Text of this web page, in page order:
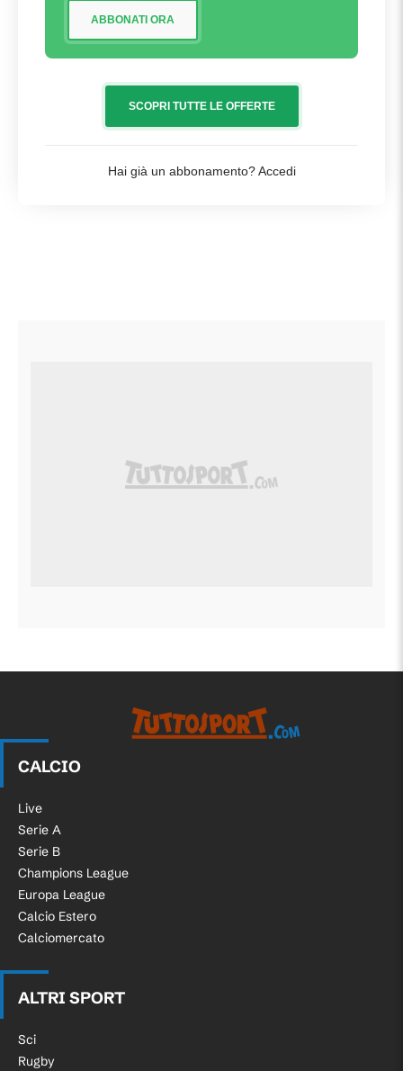
ABBONATI ORA
SCOPRI TUTTE LE OFFERTE
Hai già un abbonamento?Accedi
CALCIO
Live
Serie A
Serie B
Champions League
Europa League
Calcio Estero
Calciomercato
ALTRI SPORT
Sci
Rugby